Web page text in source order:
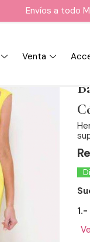
Envíos a todo
Venta